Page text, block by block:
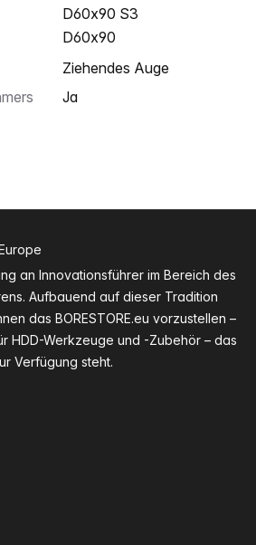
D60x90 S3
D60x90
Ziehendes Auge
Ja
an Innovationsführer im Bereich des
Aufbauend auf dieser Tradition
das BORESTORE.eu vorzustellen –
HDD-Werkzeuge und -Zubehör – das
Verfügung steht.